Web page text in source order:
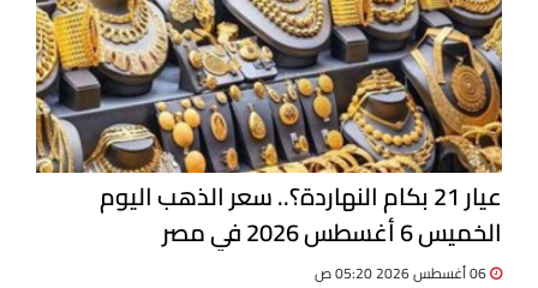
عيار 21 بكام النهاردة؟.. سعر الذهب اليوم
الخميس 6 أغسطس 2026 في مصر